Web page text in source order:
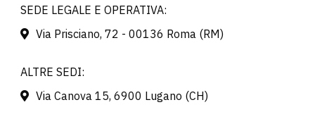
SEDE LEGALE E OPERATIVA:
Via Prisciano, 72 - 00136 Roma (RM)
ALTRE SEDI:
Via Canova 15, 6900 Lugano (CH)